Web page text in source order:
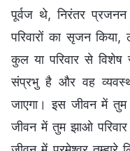
पूर्वज थे, निरंतर
परिवारों का सृजन
कुल या परिवार से विशेष
संप्रभु है और वह
जाएगा। इस जीवन में तुम
जीवन में तुम झाओ